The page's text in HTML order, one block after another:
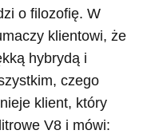
o filozofię. W
klientowi, że
hybrydą i
czego
klient, który
V8 i mówi: